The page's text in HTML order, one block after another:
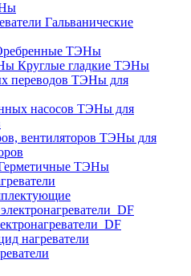
Гальванические
ТЭНы
Круглые гладкие ТЭНы
ТЭНы для
ТЭНы для
ТЭНы для
ТЭНы
нагреватели